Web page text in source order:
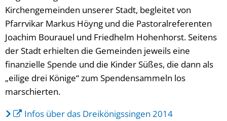
Kirchengemeinden unserer Stadt, begleitet von
Pfarrvikar Markus Höyng und die Pastoralreferenten
Joachim Bourauel und Friedhelm Hohenhorst. Seitens
der Stadt erhielten die Gemeinden jeweils eine
finanzielle Spende und die Kinder Süßes, die dann als
„eilige drei Könige“ zum Spendensammeln los
marschierten.
Infos über das Dreikönigssingen 2014